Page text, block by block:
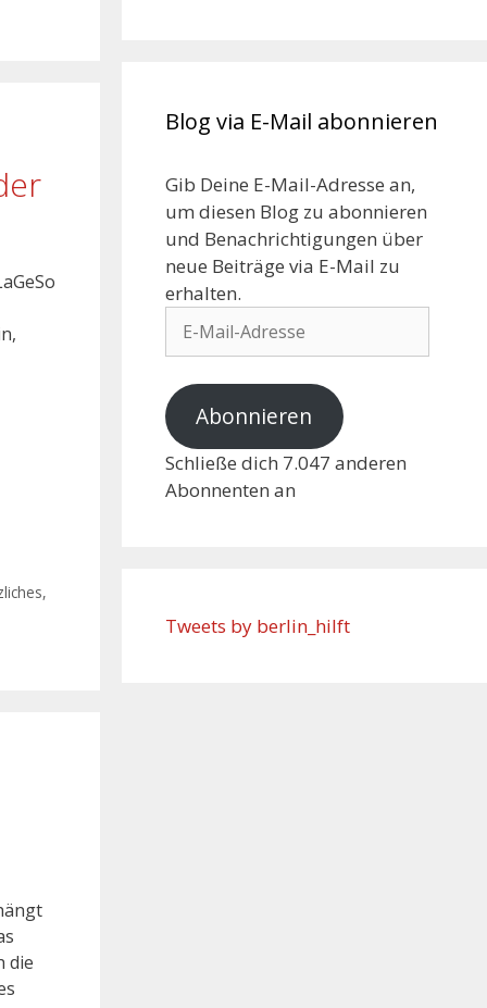
,
die
Blog via E-Mail abonnieren
Gib Deine E-Mail-Adresse an,
um diesen Blog zu abonnieren
und Benachrichtigungen über
neue Beiträge via E-Mail zu
erhalten.
Abonnieren
Schließe dich 7.047 anderen
Abonnenten an
Tweets by berlin_hilft